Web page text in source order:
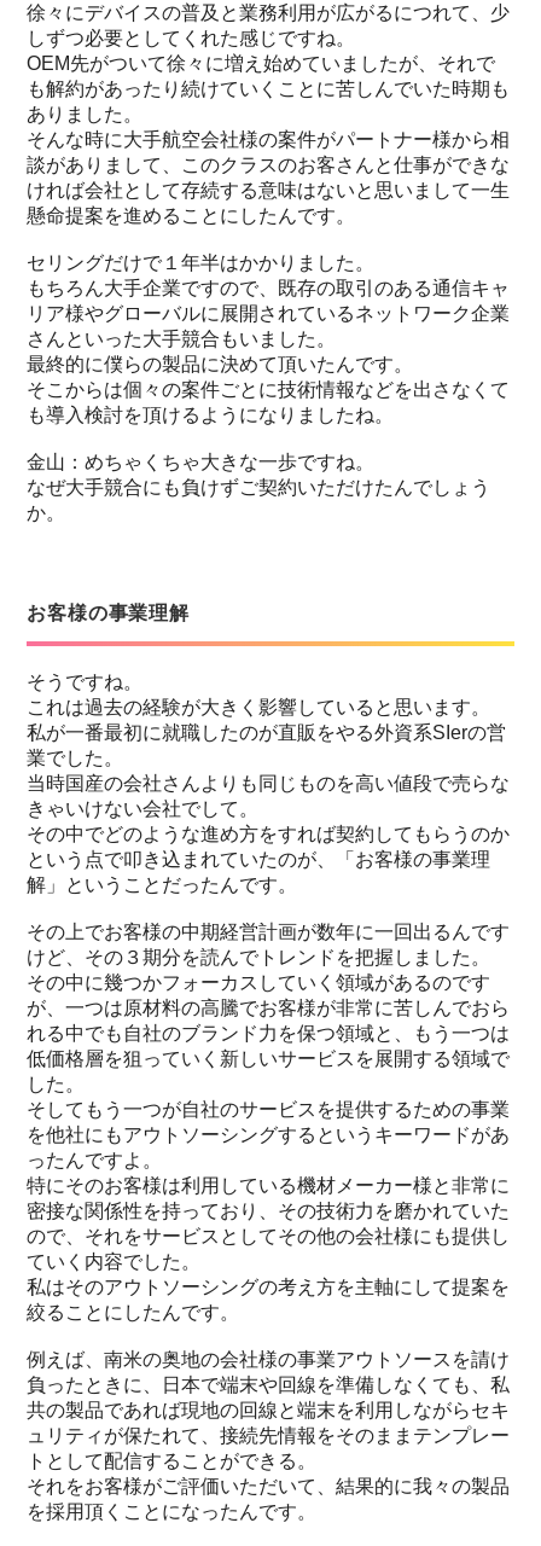
徐々にデバイスの普及と業務利用が広がるにつれて、少
しずつ必要としてくれた感じですね。
OEM先がついて徐々に増え始めていましたが、それで
も解約があったり続けていくことに苦しんでいた時期も
ありました。
そんな時に大手航空会社様の案件がパートナー様から相
談がありまして、このクラスのお客さんと仕事ができな
ければ会社として存続する意味はないと思いまして一生
懸命提案を進めることにしたんです。
セリングだけで１年半はかかりました。
もちろん大手企業ですので、既存の取引のある通信キャ
リア様やグローバルに展開されているネットワーク企業
さんといった大手競合もいました。
最終的に僕らの製品に決めて頂いたんです。
そこからは個々の案件ごとに技術情報などを出さなくて
も導入検討を頂けるようになりましたね。
金山：めちゃくちゃ大きな一歩ですね。
なぜ大手競合にも負けずご契約いただけたんでしょう
か。
お客様の事業理解
そうですね。
これは過去の経験が大きく影響していると思います。
私が一番最初に就職したのが直販をやる外資系SIerの営
業でした。
当時国産の会社さんよりも同じものを高い値段で売らな
きゃいけない会社でして。
その中でどのような進め方をすれば契約してもらうのか
という点で叩き込まれていたのが、「お客様の事業理
解」ということだったんです。
その上でお客様の中期経営計画が数年に一回出るんです
けど、その３期分を読んでトレンドを把握しました。
その中に幾つかフォーカスしていく領域があるのです
が、一つは原材料の高騰でお客様が非常に苦しんでおら
れる中でも自社のブランド力を保つ領域と、もう一つは
低価格層を狙っていく新しいサービスを展開する領域で
した。
そしてもう一つが自社のサービスを提供するための事業
を他社にもアウトソーシングするというキーワードがあ
ったんですよ。
特にそのお客様は利用している機材メーカー様と非常に
密接な関係性を持っており、その技術力を磨かれていた
ので、それをサービスとしてその他の会社様にも提供し
ていく内容でした。
私はそのアウトソーシングの考え方を主軸にして提案を
絞ることにしたんです。
例えば、南米の奥地の会社様の事業アウトソースを請け
負ったときに、日本で端末や回線を準備しなくても、私
共の製品であれば現地の回線と端末を利用しながらセキ
ュリティが保たれて、接続先情報をそのままテンプレー
トとして配信することができる。
それをお客様がご評価いただいて、結果的に我々の製品
を採用頂くことになったんです。